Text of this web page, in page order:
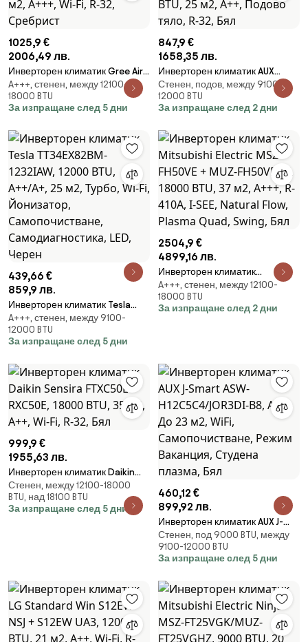
1025,9 €
2006,49 лв.
Инверторен климатик Gree Airy
GWH18AVDXE-K6DNA1A, 18000
BTU, 35 м2, А+++, Wi-Fi, R-32,
Сребрист
A+++, стенен, между 12100-
18000 BTU
За изпращане след 5 дни
847,9 €
1658,35 лв.
Инверторен климатик AUX
AUCO-H12/4R3B + AL-
H12/NDR3HB2(U), 12000 BTU, 25
м2, А++, Подово тяло, R-32,
Стенен, подов, между 9100-
12000 BTU
За изпращане след 2 дни
439,66 €
859,9 лв.
Инверторен климатик Tesla
TT34EX82BM-1232IAW, 12000
BTU, A++/A+, 25 м2, Турбо, Wi-Fi,
Йонизатор, Самопочистване,
A+++, стенен, между 9100-
12000 BTU
За изпращане след 5 дни
2504,9 €
4899,16 лв.
Инверторен климатик
Mitsubishi Electric MSZ-FH50VE
+ MUZ-FH50VEHZ, 18000 BTU, 37
м2, A+++, R-410A, I-SEE, Natural
A+++, стенен, между 12100-
18000 BTU
За изпращане след 2 дни
999,9 €
1955,63 лв.
Инверторен климатик Daikin
Sensira FTXC50E + RXC50E,
18000 BTU, 35 м2, А++, Wi-Fi, R-
32, Бял
Стенен, между 12100-18000
BTU, над 18100 BTU
За изпращане след 5 дни
460,12 €
899,92 лв.
Инверторен климатик AUX J-
Smart ASW-H12C5C4/JOR3DI-
B8, A++, До 23 м2, WiFi,
Самопочистване, Режим
Бял
Стенен, под 9000 BTU, между
9100-12000 BTU
За изпращане след 5 дни